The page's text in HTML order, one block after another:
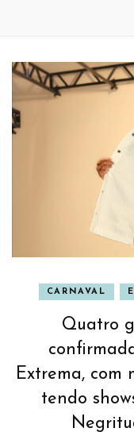
CARNAVAL
Quatro
Extrema, com
tendo